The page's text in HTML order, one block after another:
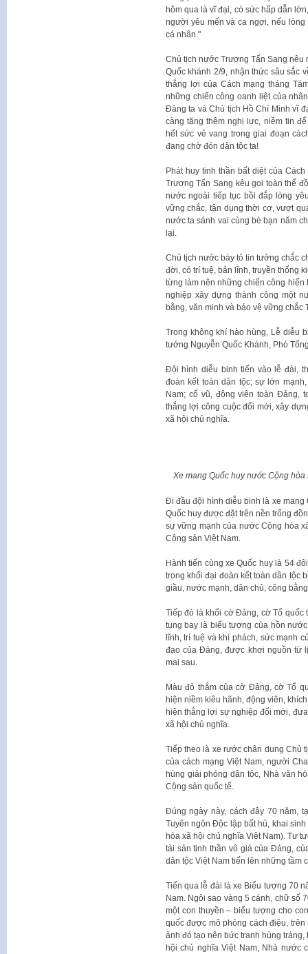
hôm qua là vĩ đại, có sức hấp dẫn
người yêu mến và ca ngợi, nếu
cá nhân."
Chủ tịch nước Trương Tấn Sang nêu
Quốc khánh 2/9, nhận thức sâu sắc
thắng lợi của Cách mạng tháng
những chiến công oanh liệt của
Đảng ta và Chủ tịch Hồ Chí Minh vĩ
càng tăng thêm nghị lực, niềm tin
hết sức vẻ vang trong giai đoạn
đang chờ đón dân tộc ta!
Phát huy tinh thần bất diệt của
Trương Tấn Sang kêu gọi toàn thể
nước ngoài tiếp tục bồi đắp lòng
vững chắc, tận dụng thời cơ, vượt
nước ta sánh vai cùng bè bạn năm
lại.
Chủ tịch nước bày tỏ tin tưởng chắc
đời, có trí tuệ, bản lĩnh, truyền thống
từng làm nên những chiến công
nghiệp xây dựng thành công một
bằng, văn minh và bảo vệ vững chắc
Trong không khí hào hùng, Lễ diễu
tướng Nguyễn Quốc Khánh, Phó
Đội hình diễu binh tiến vào lễ đài,
đoàn kết toàn dân tộc; sự lớn
Nam; cổ vũ, động viên toàn Đảng,
thắng lợi công cuộc đổi mới, xây
xã hội chủ nghĩa.
Xe mang Quốc huy nước Cộng
Đi đầu đội hình diễu binh là xe mang
Quốc huy được đặt trên nền trống
sự vững mạnh của nước Cộng hòa
Cộng sản Việt Nam.
Hành tiến cùng xe Quốc huy là 54
trong khối đại đoàn kết toàn dân tộc
giầu, nước mạnh, dân chủ, công
Tiếp đó là khối cờ Đảng, cờ Tổ
tung bay là biểu tượng của hồn
lĩnh, trí tuệ và khí phách, sức mạnh
đạo của Đảng, được khơi nguồn từ
mai sau.
Màu đỏ thắm của cờ Đảng, cờ Tổ
hiện niềm kiêu hãnh, động viên,
hiện thắng lợi sự nghiệp đổi mới,
xã hội chủ nghĩa.
Tiếp theo là xe rước chân dung Chủ
của cách mạng Việt Nam, người
hùng giải phóng dân tộc, Nhà văn
Cộng sản quốc tế.
Đúng ngày này, cách đây 70 năm,
Tuyên ngôn Độc lập bất hủ, khai
hòa xã hội chủ nghĩa Việt Nam). Tư
tài sản tinh thần vô giá của Đảng,
dân tộc Việt Nam tiến lên những tầm
Tiến qua lễ đài là xe Biểu tượng 70
Nam. Ngôi sao vàng 5 cánh, chữ số
một con thuyền – biểu tượng cho
quốc được mô phỏng cách điệu,
ảnh đó tạo nên bức tranh hùng
hội chủ nghĩa Việt Nam, Nhà nước